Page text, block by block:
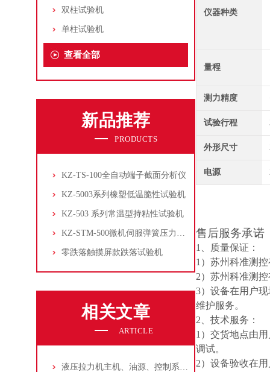
双柱试验机
单柱试验机
查看全部
新品推荐
PRODUCTS
KZ-TS-100全自动端子截面分析仪
KZ-5003系列橡塑低温脆性试验机
KZ-503 系列常温型持粘性试验机
KZ-STM-500微机伺服弹簧压力试验机
零跌落触摸屏款跌落试验机
相关文章
ARTICLE
液压拉力机主机、油源、控制系统的保养方法及技巧！
仪器种类
量程
测力精度
试验行程
外形尺寸
电源
售后服务承诺
1、质量保证：
1）苏州科准测
2）苏州科准测
3）设备在用户
维护服务。
2、技术服务：
1）交货地点由
调试。
2）设备验收在